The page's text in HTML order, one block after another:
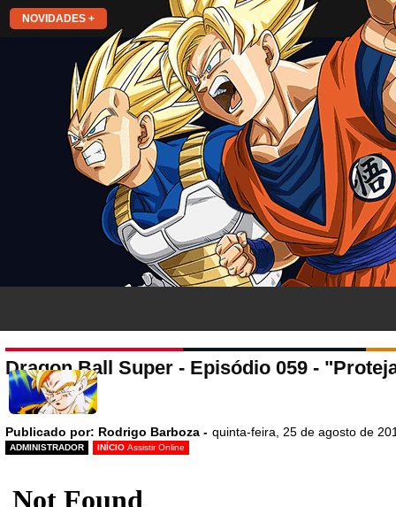
NOVIDADES +
Dragon Ball Super - Episódio 059 -
Publicado por: Rodrigo Barboza - quinta-feira, 25 de agosto de
ADMINISTRADOR INÍCIO Assistir Online